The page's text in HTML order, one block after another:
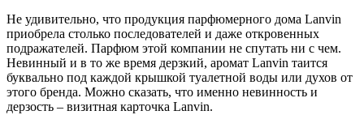
Не удивительно, что продукция парфюмерного дома Lanvin
приобрела столько последователей и даже откровенных
подражателей. Парфюм этой компании не спутать ни с чем.
Невинный и в то же время дерзкий, аромат Lanvin таится
буквально под каждой крышкой туалетной воды или духов от
этого бренда. Можно сказать, что именно невинность и
дерзость – визитная карточка Lanvin.